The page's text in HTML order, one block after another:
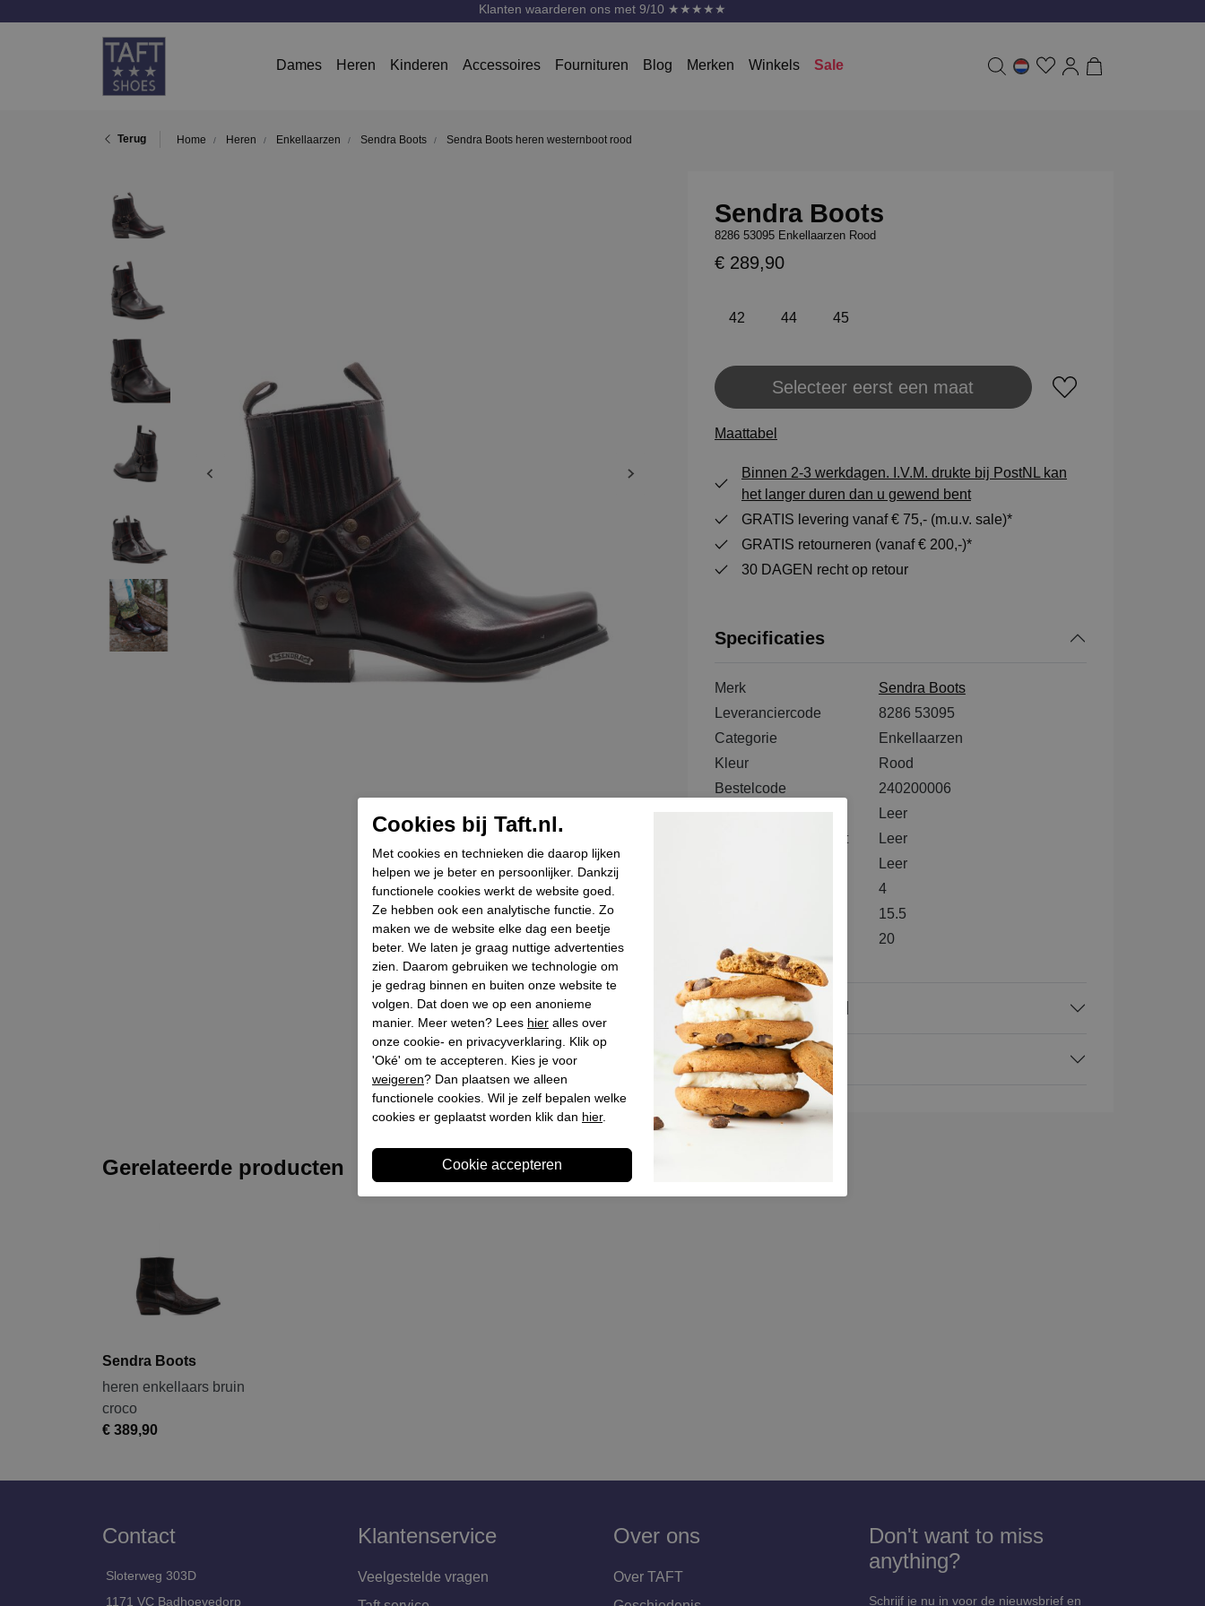
Klanten waarderen ons met 9/10 ★★★★★
Dames Heren Kinderen Accessoires Fournituren Blog Merken Winkels Sale
Terug Home Heren Enkellaarzen Sendra Boots Sendra Boots heren westernboot rood
Sendra Boots
8286 53095 Enkellaarzen Rood
€ 289,90
42 44 45
Plaats in winkeltas
Selecteer eerst een maat
Maattabel
Binnen 2-3 werkdagen. I.V.M. drukte bij PostNL kan
het langer duren dan u gewend bent
GRATIS levering vanaf € 75,- (m.u.v. sale)*
GRATIS retourneren (vanaf € 200,-)*
30 DAGEN recht op retour
Specificaties
Merk
Sendra Boots
Leveranciercode
8286 53095
Categorie
Enkellaarzen
Kleur
Rood
Bestelcode
240200006
Leer
Materiaal binnenkant
Leer
Leer
4
15.5
20
Winkelvoorraad
Omschrijving
Gerelateerde producten
Sendra Boots
heren enkellaars bruin
croco
€ 389,90
Contact
Sloterweg 303D
1171 VC Badhoevedorp
Klantenservice
Veelgestelde vragen
Over ons
Over TAFT
Don't want to miss
anything?
Schrijf je nu in voor de nieuwsbrief en
Cookies bij Taft.nl.
Met cookies en technieken die daarop lijken
helpen we je beter en persoonlijker. Dankzij
functionele cookies werkt de website goed.
Ze hebben ook een analytische functie. Zo
maken we de website elke dag een beetje
beter. We laten je graag nuttige advertenties
zien. Daarom gebruiken we technologie om
je gedrag binnen en buiten onze website te
volgen. Dat doen we op een anonieme
manier. Meer weten? Lees hier alles over
onze cookie- en privacyverklaring. Klik op
'Oké' om te accepteren. Kies je voor
weigeren? Dan plaatsen we alleen
functionele cookies. Wil je zelf bepalen welke
cookies er geplaatst worden klik dan hier.